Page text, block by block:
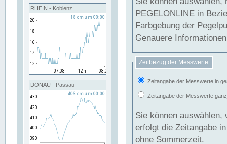
RHEIN - Koblenz
DONAU - Passau
PEGELONLINE in Beziehung
Farbgebung der
Genauere
Zeitbezug der Messwerte:
Zeitangabe der Messwerte in
Zeitangabe der Messwerte
Sie können auswählen,
erfolgt die Zeitangabe
ohne Sommerzeit.